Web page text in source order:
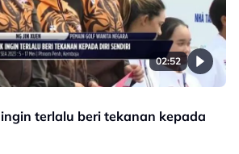
02:52
terlalu beri tekanan kepada